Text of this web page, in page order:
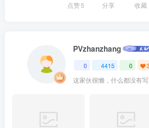
点赞5 分享 收藏
PVzhanzhang
0 4415 0 3
这家伙很懒，什么都没有